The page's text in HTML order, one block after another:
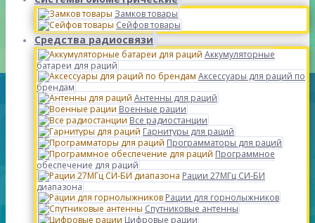
Замков товары
Сейфов товары
Средства радиосвязи
Аккумуляторные
батареи для раций
Аксессуары для раций по
брендам
Антенны для раций
Военные рации
Все радиостанции
Гарнитуры для раций
Программаторы для раций
Программное
обеспечение для раций
Рации 27МГц СИ-БИ
диапазона
Рации для горнолыжников
Спутниковые антенны
Цифровые рации